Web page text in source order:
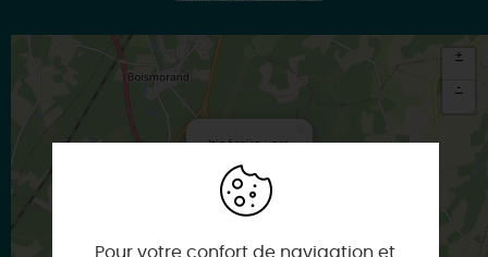
Itinéraire vers
+
-
Pour votre confort de navigation et